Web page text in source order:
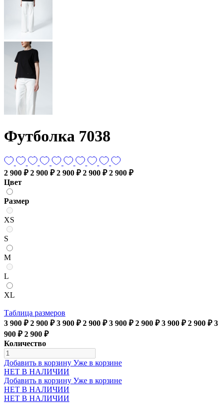
Футболка 7038
2 900 ₽ 2 900 ₽ 2 900 ₽ 2 900 ₽ 2 900 ₽
Цвет
Размер
XS
S
M
L
XL
Таблица размеров
3 900 ₽ 2 900 ₽ 3 900 ₽ 2 900 ₽ 3 900 ₽ 2 900 ₽ 3 900 ₽ 2 900 ₽ 3
900 ₽ 2 900 ₽
Количество
Добавить в корзину Уже в корзине
НЕТ В НАЛИЧИИ
Добавить в корзину Уже в корзине
НЕТ В НАЛИЧИИ
НЕТ В НАЛИЧИИ